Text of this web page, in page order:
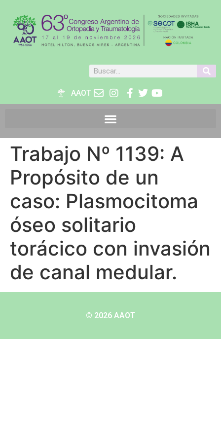
AAOT
Trabajo Nº 1139: A
Propósito de un
caso: Plasmocitoma
óseo solitario
torácico con invasión
de canal medular.
© 2026 AAOT